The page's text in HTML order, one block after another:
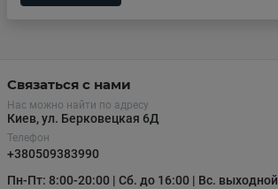
Связаться с нами
Нас можно найти по адресу
Киев, ул. Берковецкая 6Д
Телефон
+380509383990
Пн-Пт: 8:00-20:00 | Сб. до 16:00 | Вс. выходной